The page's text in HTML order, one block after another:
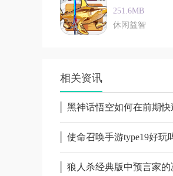
251.6MB
休闲益智
相关资讯
黑神话悟空如何在前期快
使命召唤手游type19好玩
狼人杀经典版中预言家